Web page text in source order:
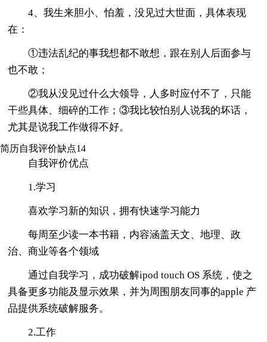
4、我生来胆小、怕羞，没见过大世面，具体表现
在：
①违法乱纪的事我想都不敢想，跟在别人后面参与
也不敢；
②我从没见过什么大领导，人多时应付不了，只能
干些具体、细碎的工作；③我比较怕别人说我的坏话，
尤其是说我工作做得不好。
简历自我评价缺点14
自我评价优点
1.学习
喜欢学习新的知识，拥有快速学习能力
每周至少读一本书籍，内容涵盖天文、地理、政
治、商业等各个领域
通过自我学习，成功破解ipod touch OS 系统，使之
具备更多功能及显示效果，并为周围朋友同事的apple 产
品提供系统破解服务。
2.工作